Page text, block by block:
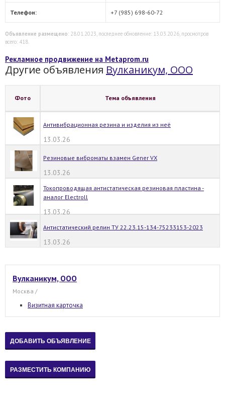
Телефон: +7 (985) 698-60-72
Объявление размещено: 28.01.2023, последнее обновление: 13.03.2026, просмотров
всего: 418.
Рекламное продвижение на Metaprom.ru
Другие объявления Вулканикум, ООО
Фото Тема объявления
Антивибрационная резина и изделия из неё
13.03.26
Резиновые виброматы взамен Gener VX
13.03.26
Токопроводящая антистатическая резиновая пластина -
аналог Electroll
13.03.26
Антистатический релин ТУ 22.23.15-134-75233153-2023
13.03.26
Вулканикум, ООО
Москва /
Визитная карточка